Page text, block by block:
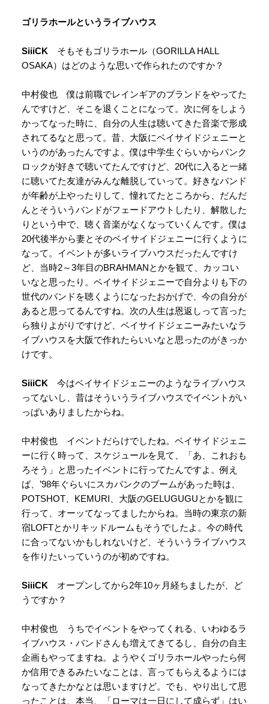
ゴリラホールというライブハウス
SiiiCK そもそもゴリラホール（GORILLA HALL
OSAKA）はどのような思いで作られたのですか？
中村俊也 僕は前職でレインギアのブランドをやってた
んですけど、そこを退くことになって。次に何をしよう
かってなった時に、自分の人生は聴いてきた音楽で形成
されてるなと思って。昔、大阪にベイサイドジェニーと
いうのがあったんですよ。僕は中学生ぐらいからパンク
ロックが好きで聴いてたんですけど、20代に入ると一緒
に聴いてた友達がみんな離脱していって。好きなバンド
が年齢が上やったりして、憧れてたところから、だんだ
んとそういうバンドがフェードアウトしたり、解散した
りという中で、聴く音楽がなくなっていくんです。僕は
20代後半から妻とそのベイサイドジェニーに行くように
なって。イベントが多いライブハウスだったんですけ
ど、当時2～3年目のBRAHMANとかを観て、カッコい
いなと思ったり。ベイサイドジェニーで自分よりも下の
世代のバンドを聴くようになったおかげで、今の自分が
あると思ってるんですね。次の人生は恩返しって言った
ら独りよがりですけど、ベイサイドジェニーみたいなラ
イブハウスを大阪で作れたらいいなと思ったのがきっか
けです。
SiiiCK 今はベイサイドジェニーのようなライブハウス
ってないし、昔はそういうライブハウスでイベントがい
っぱいありましたからね。
中村俊也 イベントだらけでしたね。ベイサイドジェニ
ーに行く時って、スケジュールを見て、「あ、これおも
ろそう」と思ったイベントに行ってたんですよ。例え
ば、’98年ぐらいにスカパンクのブームがあった時は、
POTSHOT、KEMURI、大阪のGELUGUGUとかを観に
行って、オーッてなってましたからね。当時の東京の新
宿LOFTとかリキッドルームもそうでしたよ。今の時代
に合ってないかもしれないけど、そういうライブハウス
を作りたいっていうのが初めですね。
SiiiCK オープンしてから2年10ヶ月経ちましたが、ど
うですか？
中村俊也 うちでイベントをやってくれる、いわゆるラ
イブハウス・バンドさんも増えてきてるし、自分の自主
企画もやってますね。ようやくゴリラホールやったら何
か信用できるみたいなことは、言ってもらえるようには
なってきたかなとは思いますけど。でも、やり出して思
ったことは、本当、「ローマは一日にして成らず」はい